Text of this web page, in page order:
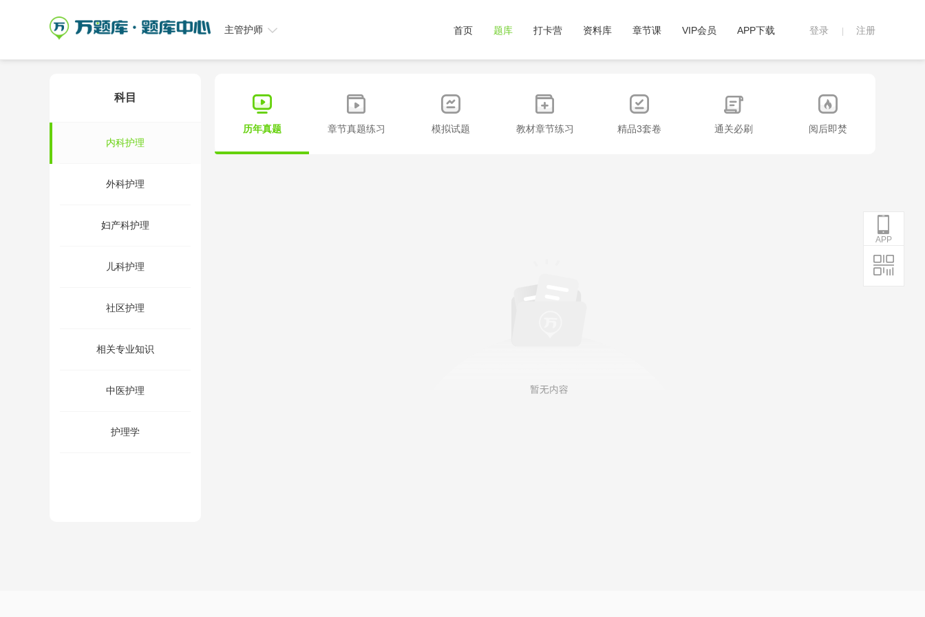
登录 注册
首页 题库 打卡营 资料库 章节课 VIP会员 APP下载
主管护师
APP
科目
内科护理
外科护理
妇产科护理
儿科护理
社区护理
相关专业知识
中医护理
护理学
历年真题 章节真题练习 模拟试题 教材章节练习 精品3套卷 通关必刷 阅后即焚
APP